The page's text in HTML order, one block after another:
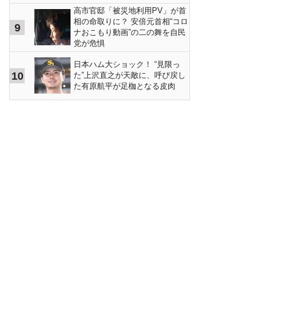
9
高市官邸「被災地利用PV」が首
相の命取りに？ 安倍元首相“コロ
ナおこもり動画”の二の舞を自民
党が危惧
10
日本ハム大ショック！ “見限っ
た”上沢直之が天敵に、呼び戻し
た有原航平が足枷となる皮肉